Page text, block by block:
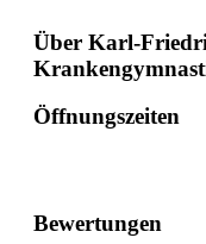
Über Karl-
Öffnungszeiten
Bewertungen